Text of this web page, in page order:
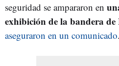
seguridad se ampararon en
exhibición de la bandera de
aseguraron en un comunicado.